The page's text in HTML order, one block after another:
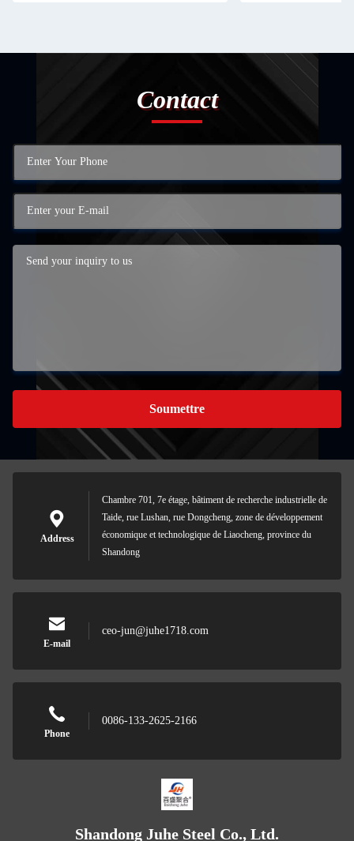
Contact
Soumettre
Address
Chambre 701, 7e étage, bâtiment de recherche industrielle de
Taide, rue Lushan, rue Dongcheng, zone de développement
économique et technologique de Liaocheng, province du
Shandong
E-mail
ceo-jun@juhe1718.com
Phone
0086-133-2625-2166
Shandong Juhe Steel Co., Ltd.